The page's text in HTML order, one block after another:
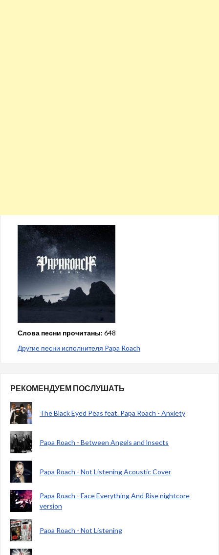
Слова песни прочитаны: 648
Другие песни исполнителя Papa Roach
РЕКОМЕНДУЕМ ПОСЛУШАТЬ
The Black Eyed Peas feat. Papa Roach - Anxiety
Papa Roach - Between Angels and lnsects
Papa Roach - Not Listening Acoustic Cover
Papa Roach - Face Everything And Rise nightcore
version
Papa Roach - Not Listening